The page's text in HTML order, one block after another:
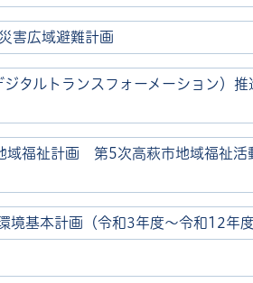
害広域避難計画
タルトランスフォーメーション）推
域福祉計画 第5次高萩市地域福祉活
境基本計画（令和3年度～令和12年度